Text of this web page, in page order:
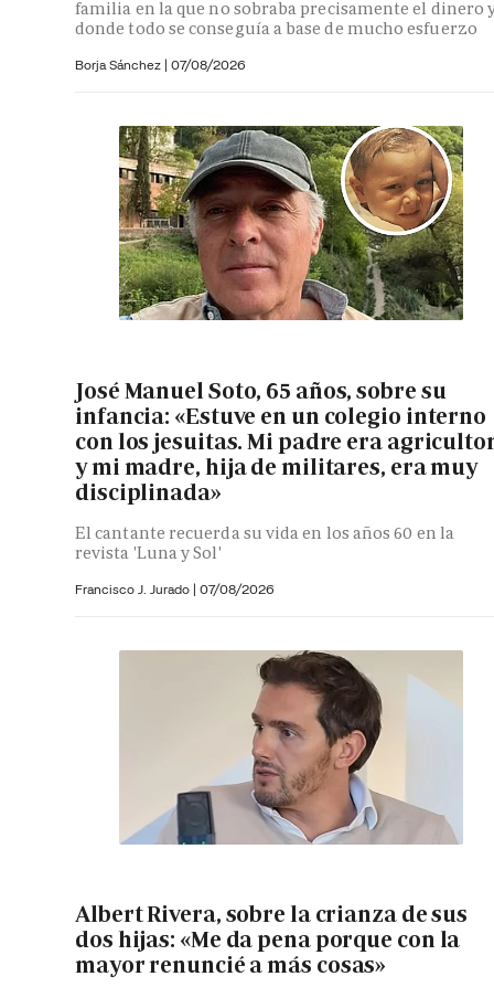
familia en la que no sobraba precisamente el dinero
donde todo se conseguía a base de mucho esfuerzo
Borja Sánchez | 07/08/2026
José Manuel Soto, 65 años, sobre su
infancia: «Estuve en un colegio interno
con los jesuitas. Mi padre era
y mi madre, hija de militares, era muy
disciplinada»
El cantante recuerda su vida en los años 60 en la
revista 'Luna y Sol'
Francisco J. Jurado | 07/08/2026
Albert Rivera, sobre la crianza de sus
dos hijas: «Me da pena porque con la
mayor renuncié a más cosas»